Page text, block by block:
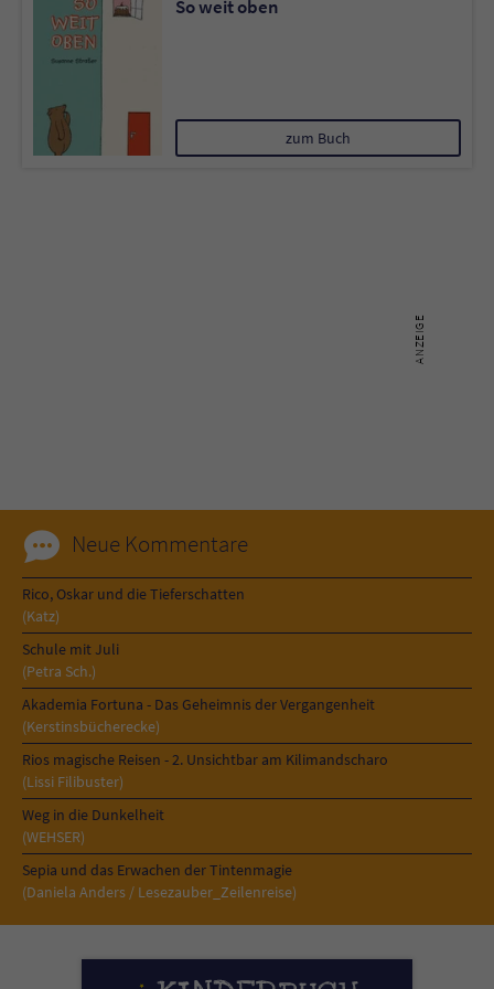
So weit oben
zum Buch
Neue Kommentare
Rico, Oskar und die Tieferschatten
(Katz)
Schule mit Juli
(Petra Sch.)
Akademia Fortuna - Das Geheimnis der Vergangenheit
(Kerstinsbücherecke)
Rios magische Reisen - 2. Unsichtbar am Kilimandscharo
(Lissi Filibuster)
Weg in die Dunkelheit
(WEHSER)
Sepia und das Erwachen der Tintenmagie
(Daniela Anders / Lesezauber_Zeilenreise)
Sicherheitscode des Kontaktformulars zu